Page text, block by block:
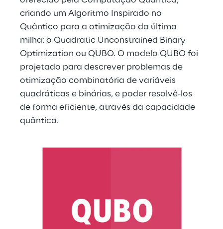
criando um Algoritmo Inspirado no
Quântico para a otimização da última
milha: o Quadratic Unconstrained Binary
Optimization ou QUBO. O modelo QUBO foi
projetado para descrever problemas de
otimização combinatória de variáveis
quadráticas e binárias, e poder resolvê-los
de forma eficiente, através da capacidade
quântica.